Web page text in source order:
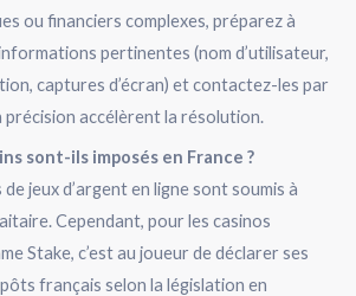
ou financiers complexes, préparez à
pertinentes (nom d’utilisateur,
captures d’écran) et contactez-les par
précision accélèrent la résolution.
sont-ils imposés en France ?
de jeux d’argent en ligne sont soumis à
Cependant, pour les casinos
Stake, c’est au joueur de déclarer ses
français selon la législation en